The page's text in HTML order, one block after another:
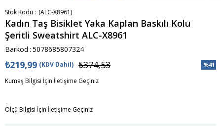
Stok Kodu (ALC-X8961)
Kadın Taş Bisiklet Yaka Kaplan Baskılı Kolu
Şeritli Sweatshirt ALC-X8961
Barkod : 5078685807324
%41
₺374,53
₺219,99 (KDV Dahil)
Kumaş Bilgisi İçin İletişime Geçiniz
Ölçü Bilgisi İçin İletişime Geçiniz